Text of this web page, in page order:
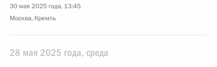
30 мая 2025 года, 13:45
Москва, Кремль
28 мая 2025 года, среда